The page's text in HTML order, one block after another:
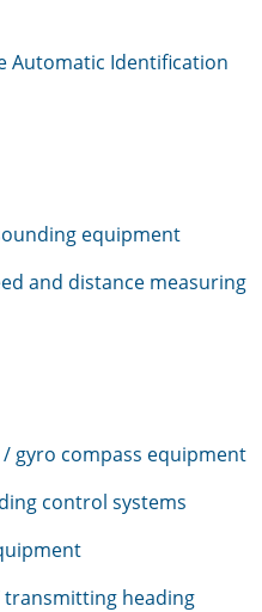
Automatic Identification
equipment
and distance measuring
gyro compass equipment
control systems
heading